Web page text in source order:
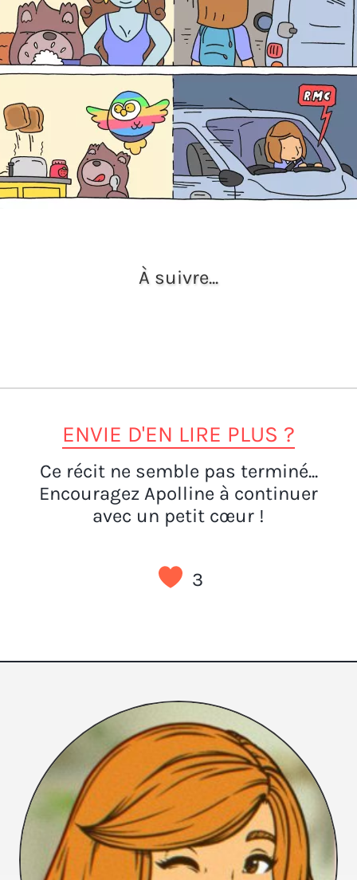
À suivre...
ENVIE D'EN LIRE PLUS ?
Ce récit ne semble pas terminé...
Encouragez Apolline à continuer
avec un petit cœur !
3